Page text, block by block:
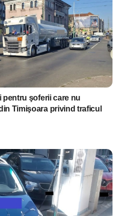
pentru şoferii care nu
Timişoara privind traficul